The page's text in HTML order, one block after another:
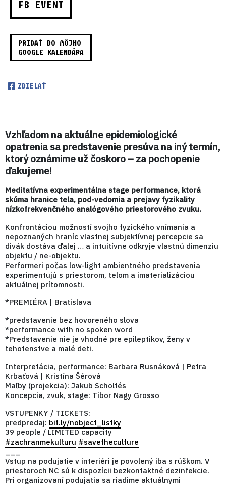
FB EVENT
PRIDAŤ DO MÔJHO
GOOGLE KALENDÁRA
ZDIELAŤ
Vzhľadom na aktuálne epidemiologické
opatrenia sa predstavenie presúva na iný termín,
ktorý oznámime už čoskoro – za pochopenie
ďakujeme!
Meditatívna experimentálna stage performance, ktorá
skúma hranice tela, pod-vedomia a prejavy fyzikality
nízkofrekvenčného analógového priestorového zvuku.
Konfrontáciou možností svojho fyzického vnímania a
nepoznaných hraníc vlastnej subjektívnej percepcie sa
divák dostáva ďalej … a intuitívne odkryje vlastnú dimenziu
objektu / ne-objektu.
Performeri počas low-light ambientného predstavenia
experimentujú s priestorom, telom a imaterializáciou
aktuálnej prítomnosti.
*PREMIÉRA | Bratislava
*predstavenie bez hovoreného slova
*performance with no spoken word
*Predstavenie nie je vhodné pre epileptikov, ženy v
tehotenstve a malé deti.
Interpretácia, performance: Barbara Rusnáková | Petra
Krbaťová | Kristína Šérová
Maľby (projekcia): Jakub Scholtés
Koncepcia, zvuk, stage: Tibor Nagy Grosso
VSTUPENKY / TICKETS:
predpredaj: bit.ly/nobject_listky
39 people / LIMITED capacity
#zachranmekulturu #savetheculture
___
Vstup na podujatie v interiéri je povolený iba s rúškom. V
priestoroch NC sú k dispozícii bezkontaktné dezinfekcie.
Pri organizovaní podujatia sa riadime aktuálnymi